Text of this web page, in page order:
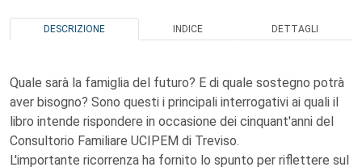
DESCRIZIONE INDICE DETTAGLI
Quale sarà la famiglia del futuro? E di quale sostegno potrà
aver bisogno? Sono questi i principali interrogativi ai quali il
libro intende rispondere in occasione dei cinquant'anni del
Consultorio Familiare UCIPEM di Treviso.
L'importante ricorrenza ha fornito lo spunto per riflettere sul